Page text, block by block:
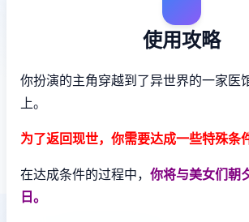
使用攻略
你扮演的主角穿越到了异世界的一家医
上。
为了返回现世，你需要达成一些特殊条
在达成条件的过程中， 你将与美女们朝
日。